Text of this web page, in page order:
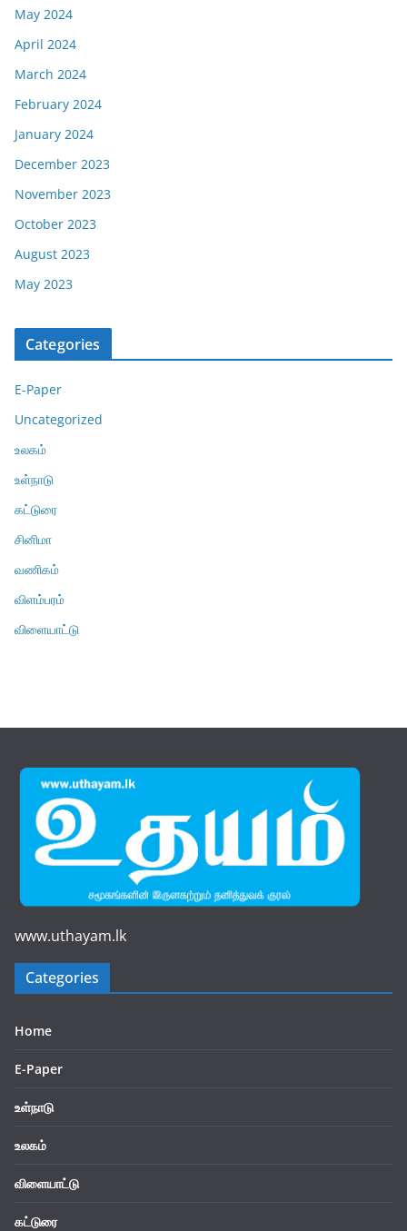
May 2024
April 2024
March 2024
February 2024
January 2024
December 2023
November 2023
October 2023
August 2023
May 2023
Categories
E-Paper
Uncategorized
உலகம்
உள்நாடு
கட்டுரை
சினிமா
வணிகம்
விளம்பரம்
விளையாட்டு
www.uthayam.lk
Categories
Home
E-Paper
உள்நாடு
உலகம்
விளையாட்டு
கட்டுரை